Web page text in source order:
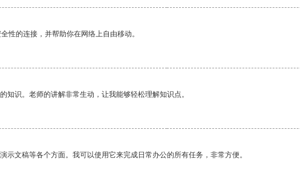
性的连接，并帮助你在网络上自由移动。
识。老师的讲解非常生动，让我能够轻松理解知识点。
示文稿等各个方面。我可以使用它来完成日常办公的所有任务，非常方便。